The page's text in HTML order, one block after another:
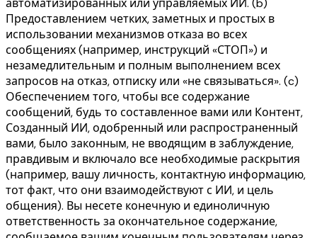
автоматизированных или управляемых ИИ. (b)
Предоставлением четких, заметных и простых в
использовании механизмов отказа во всех
сообщениях (например, инструкций «СТОП») и
незамедлительным и полным выполнением всех
запросов на отказ, отписку или «не связываться». (c)
Обеспечением того, чтобы все содержание
сообщений, будь то составленное вами или Контент,
Созданный ИИ, одобренный или распространенный
вами, было законным, не вводящим в заблуждение,
правдивым и включало все необходимые раскрытия
(например, вашу личность, контактную информацию,
тот факт, что они взаимодействуют с ИИ, и цель
общения). Вы несете конечную и единоличную
ответственность за окончательное содержание,